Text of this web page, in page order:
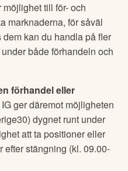
till för- och
marknaderna, för såväl
kan du handla på fler
både förhandeln och
förhandel eller
ger däremot möjligheten
dygnet runt under
att ta positioner eller
efter stängning (kl. 09.00-